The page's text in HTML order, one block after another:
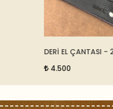
DERİ EL ÇANTASI -
4.500